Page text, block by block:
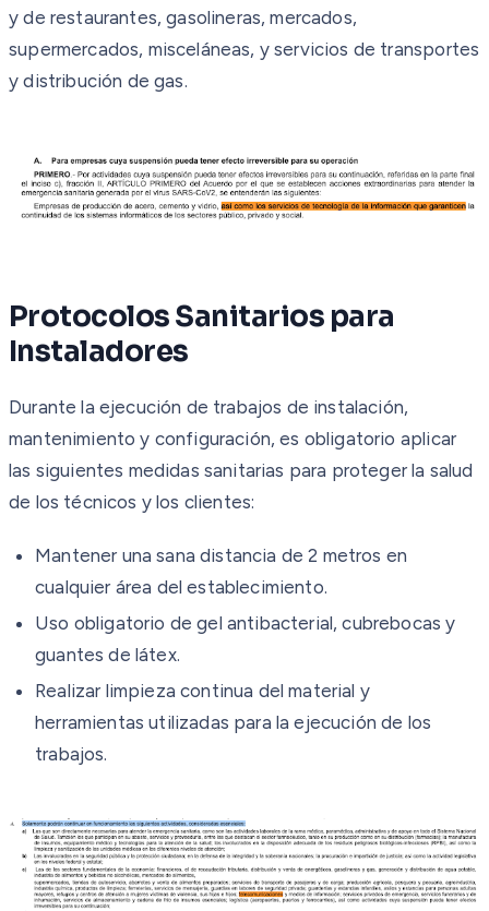
y de restaurantes, gasolineras, mercados,
supermercados, misceláneas, y servicios de transportes
y distribución de gas.
Protocolos Sanitarios para
Instaladores
Durante la ejecución de trabajos de instalación,
mantenimiento y configuración, es obligatorio aplicar
las siguientes medidas sanitarias para proteger la salud
de los técnicos y los clientes:
Mantener una sana distancia de 2 metros en
cualquier área del establecimiento.
Uso obligatorio de gel antibacterial, cubrebocas y
guantes de látex.
Realizar limpieza continua del material y
herramientas utilizadas para la ejecución de los
trabajos.